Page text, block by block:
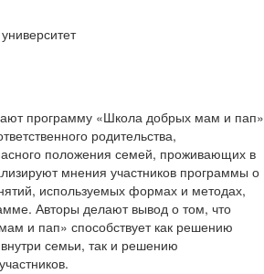
программу «Школа добрых мам и пап»
родительства,
положения семей, проживающих в
мнения участников программы о
используемых формах и методах,
Авторы делают вывод о том, что
и пап» способствует как решению
семьи, так и решению